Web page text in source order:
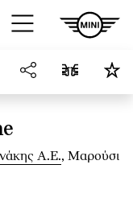
Σύνδεση
Α.Ε., Μαρούσι